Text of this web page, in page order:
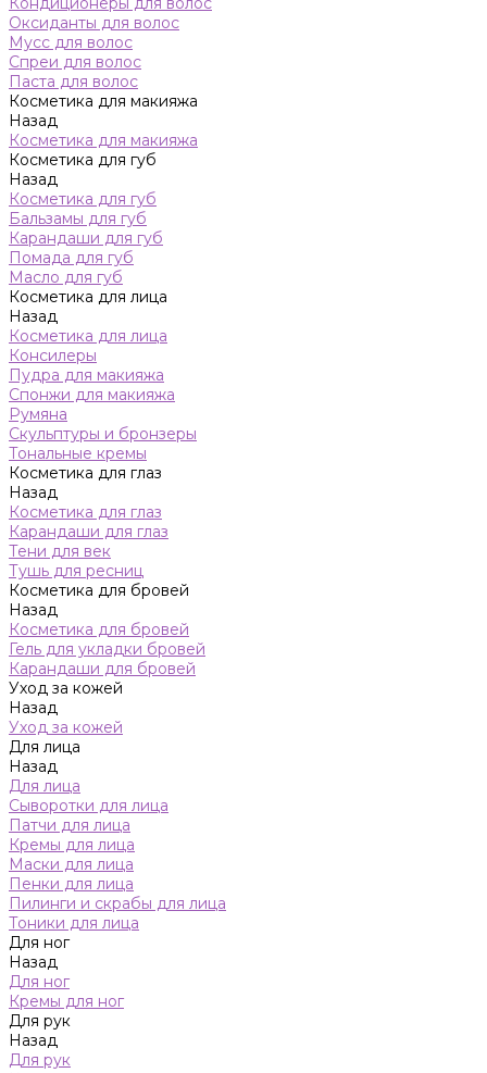
Оксиданты для волос
Мусс для волос
Спреи для волос
Паста для волос
Косметика для макияжа
Назад
Косметика для макияжа
Косметика для губ
Назад
Косметика для губ
Бальзамы для губ
Карандаши для губ
Помада для губ
Масло для губ
Косметика для лица
Назад
Косметика для лица
Консилеры
Пудра для макияжа
Спонжи для макияжа
Румяна
Скульптуры и бронзеры
Тональные кремы
Косметика для глаз
Назад
Косметика для глаз
Карандаши для глаз
Тени для век
Тушь для ресниц
Косметика для бровей
Назад
Косметика для бровей
Гель для укладки бровей
Карандаши для бровей
Уход за кожей
Назад
Уход за кожей
Для лица
Назад
Для лица
Сыворотки для лица
Патчи для лица
Кремы для лица
Маски для лица
Пенки для лица
Пилинги и скрабы для лица
Тоники для лица
Для ног
Назад
Для ног
Кремы для ног
Для рук
Назад
Для рук